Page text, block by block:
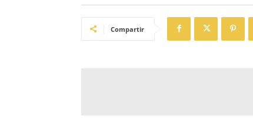
Compartir